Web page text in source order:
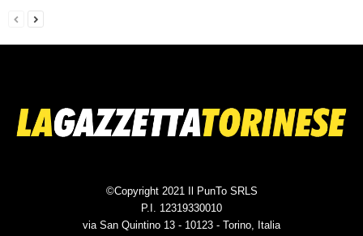
©Copyright 2021 Il PunTo SRLS
P.I. 12319330010
via San Quintino 13 - 10123 - Torino, Italia